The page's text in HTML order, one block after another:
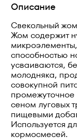
Описание
Свекольный жом - ценный корм для с/х животных.
Жом содержит
способностью
усваиваются,
молодняка,
совокупной
сеном луговых
пищевыми
Используется
кормосмесей.